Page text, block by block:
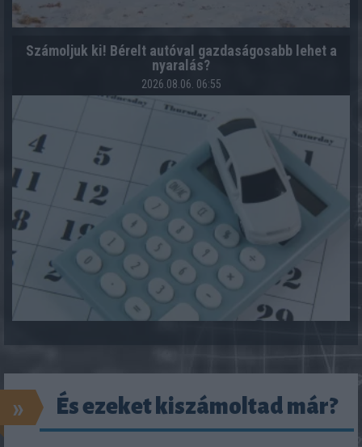
Számoljuk ki! Bérelt autóval gazdaságosabb lehet a
nyaralás?
2026.08.06. 06:55
» És ezeket kiszámoltad már?